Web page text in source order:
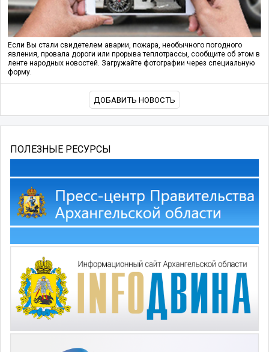
Если Вы стали свидетелем аварии, пожара, необычного погодного
явления, провала дороги или прорыва теплотрассы, сообщите об этом в
ленте народных новостей. Загружайте фотографии через специальную
форму.
ДОБАВИТЬ НОВОСТЬ
ПОЛЕЗНЫЕ РЕСУРСЫ